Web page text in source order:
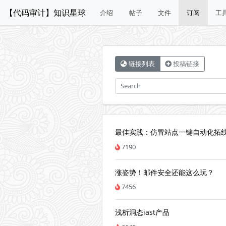
【代码审计】知识星球 介绍 帖子 文件 订阅 工
链接列表 投稿链接
最佳实践：仿冒站点一键自动化拓
7190
涨姿势！邮件安全还能这么玩？
7456
浅析洞态iast产品